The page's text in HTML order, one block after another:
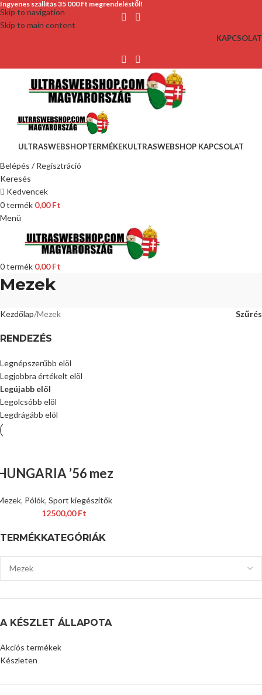
Skip to navigation
Skip to main content
Ingyenes szállítás 35 000 Ft megrendeléstől!
KAPCSOLAT
ULTRASWEBSHOPTERMÉKEKULTRASWEBSHOP KAPCSOLAT
Belépés / Regisztráció
Keresés
Kedvencek
0termék 0,00Ft
Menü
0termék 0,00Ft
Mezek
TERMÉKKATEGÓRIÁK
A KÉSZLET ÁLLAPOTA
Akciós termékek
Készleten
Kezdőlap Mezek Szűrés
RENDEZÉS
Legnépszerűbb elöl
Legjobbra értékelt elöl
Legújabb elöl
Legolcsóbb elöl
Legdrágább elöl
’56 mez
, Pólók, Sport kiegészítők
12500,00Ft